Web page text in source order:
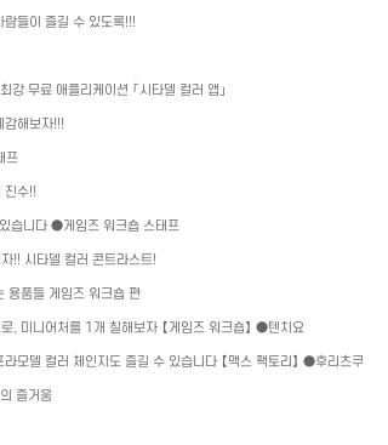
들이 즐길 수 있도록!!!
최강 무료 애플리케이션 「시타델 컬러 앱」
감해보자!!!
프
진수!!
습니다 ●게임즈 워크숍 스태프
!! 시타델 컬러 콘트라스트!
용품들 게임즈 워크숍 편
, 미니어처를 1 개 칠해보자 【게임즈 워크숍】 ●텐치요
모델 컬러 체인지도 즐길 수 있습니다 【맥스 팩토리】 ●후리츠쿠
즐거움